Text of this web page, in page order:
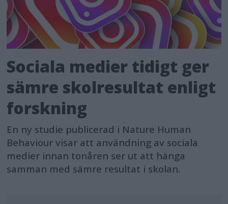
Sociala medier tidigt ger
sämre skolresultat enligt
forskning
En ny studie publicerad i Nature Human
Behaviour visar att användning av sociala
medier innan tonåren ser ut att hänga
samman med sämre resultat i skolan.